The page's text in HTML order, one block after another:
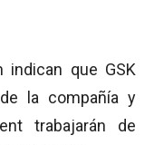
que GSK
la compañía y
trabajarán de